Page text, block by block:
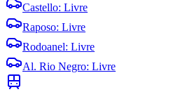
Castello: Livre
Raposo: Livre
Rodoanel: Livre
Al. Rio Negro: Livre